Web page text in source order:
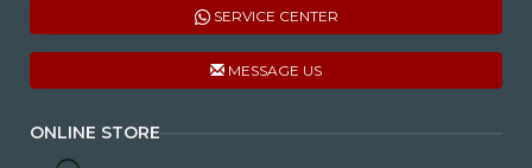
SERVICE CENTER
MESSAGE US
ONLINE STORE